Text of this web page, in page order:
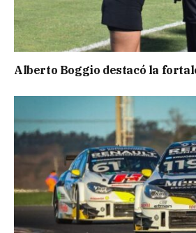
Alberto Boggio destacó la